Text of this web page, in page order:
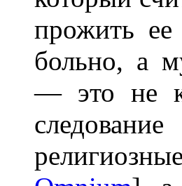
прожить
больно, а
— это не